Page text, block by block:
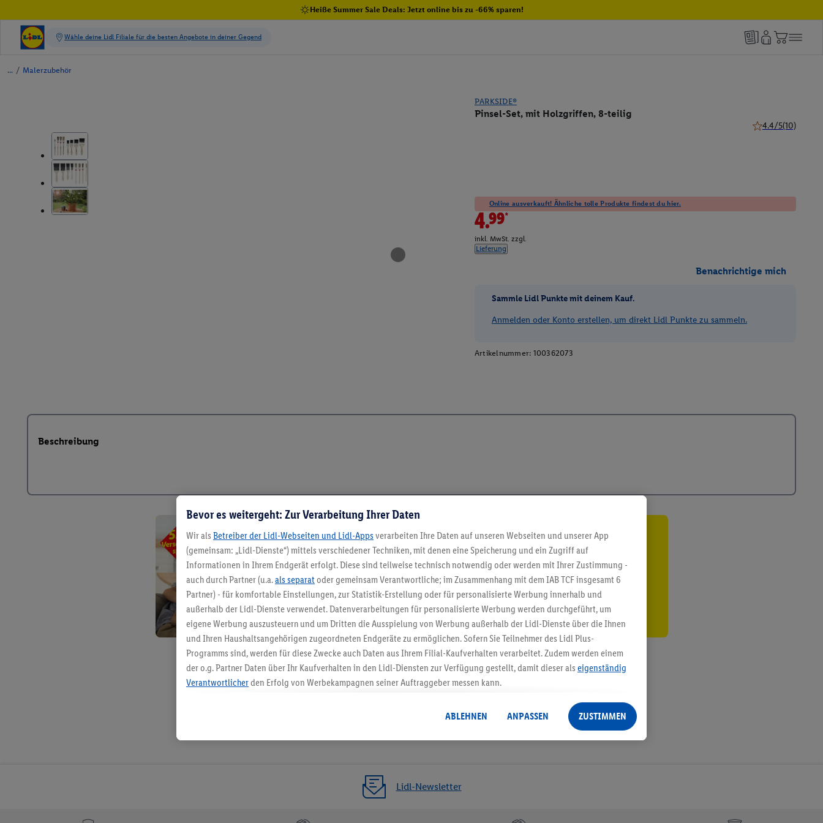
Heiße Summer Sale Deals: Jetzt online bis zu -66% sparen!
/ Malerzubehör
PARKSIDE®
Pinsel-Set, mit Holzgriffen, 8-teilig
4.4/5(10)
Online ausverkauft! Ähnliche tolle Produkte findest du hier.
4.99*
inkl. MwSt. zzgl.
Lieferung
Benachrichtige mich
Sammle Lidl Punkte mit deinem Kauf.
Anmelden oder Konto erstellen, um direkt Lidl Punkte zu sammeln.
Artikelnummer: 100362073
Beschreibung
5.95 € Versand sparen³²ᵃ
Jetzt zum Newsletter anmelden
Gutschein sichern!
Lidl-Newsletter
Bevor es weitergeht: Zur Verarbeitung Ihrer Daten
Wir als Betreiber der Lidl-Webseiten und Lidl-Apps verarbeiten Ihre Daten auf unseren Webseiten und unserer App
(gemeinsam: „Lidl-Dienste“) mittels verschiedener Techniken, mit denen eine Speicherung und ein Zugriff auf
Informationen in Ihrem Endgerät erfolgt. Diese sind teilweise technisch notwendig oder werden mit Ihrer Zustimmung -
auch durch Partner (u.a.als separat oder gemeinsam Verantwortliche; im Zusammenhang mit dem IAB TCF insgesamt 6
Partner) - für komfortable Einstellungen, zur Statistik-Erstellung oder für personalisierte Werbung innerhalb und
außerhalb der Lidl-Dienste verwendet. Datenverarbeitungen für personalisierte Werbung werden durchgeführt, um
eigene Werbung auszusteuern und um Dritten die Ausspielung von Werbung außerhalb der Lidl-Dienste über die Ihnen
und Ihren Haushaltsangehörigen zugeordneten Endgeräte zu ermöglichen. Sofern Sie Teilnehmer des Lidl Plus-
Programms sind, werden für diese Zwecke auch Daten aus Ihrem Filial-Kaufverhalten verarbeitet. Zudem werden einem
der o.g. Partner Daten über Ihr Kaufverhalten in den Lidl-Diensten zur Verfügung gestellt, damit dieser als eigenständig
Verantwortlicherden Erfolg von Werbekampagnen seiner Auftraggeber messen kann.
angereicherten Profilen. Dies umfasst die Zusammenführung von Daten (z.B. über Ihre Nutzung der Lidl-Dienste, Ihr
Kaufverhalten in den Lidl-Diensten, Informationen aus Ihrem Kundenkonto - z.B. Alter oder Geschlecht - sowie Ihre
genauen Standortdaten) auch über verschiedene Endgeräte und Lidl-Dienste hinweg einschließlich dem Speichern von
Erfolgsmessung der Werbung, zur Zielgruppenforschung, zur Entwicklung von Angeboten sowie zur technischen
Sicherung und Optimierung dieser Werbeausspielungen.
ABLEHNEN ANPASSEN ZUSTIMMEN